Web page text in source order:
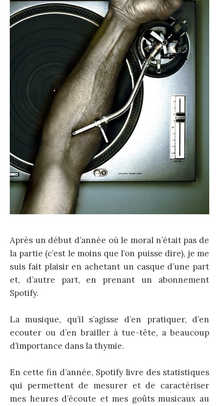
Après un début d’année où le moral n’était pas de
la partie (c’est le moins que l’on puisse dire), je me
suis fait plaisir en achetant un casque d’une part
et, d’autre part, en prenant un abonnement
Spotify.
La musique, qu’il s’agisse d’en pratiquer, d’en
ecouter ou d’en brailler à tue-tête, a beaucoup
d’importance dans la thymie.
En cette fin d’année, Spotify livre des statistiques
qui permettent de mesurer et de caractériser
mes heures d’écoute et mes goûts musicaux au